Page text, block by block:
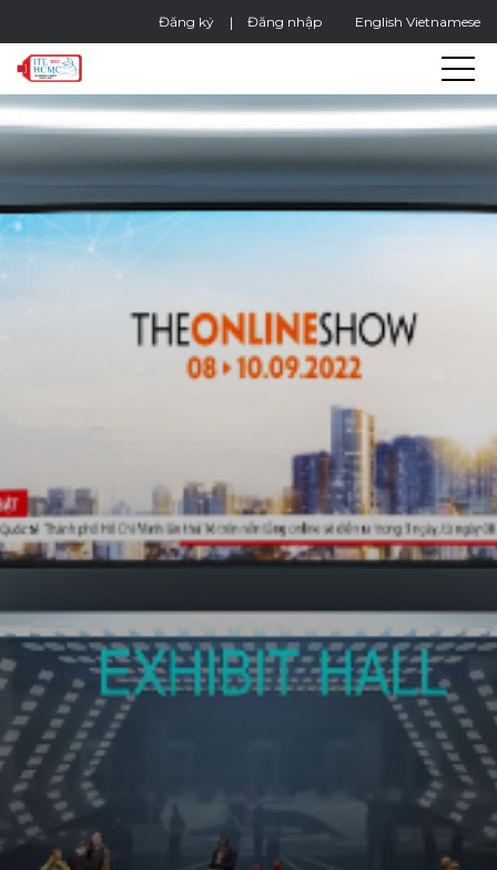
Đăng ký Đăng nhập English Vietnamese